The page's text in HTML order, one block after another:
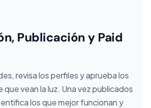
Publicación y Paid
revisa los perfiles y aprueba los
vean la luz. Una vez publicados
los que mejor funcionan y